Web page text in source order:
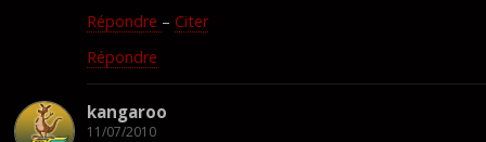
Répondre – Citer
Répondre
kangaroo
11/07/2010